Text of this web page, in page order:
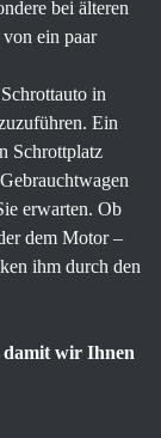
bei älteren
ein paar
in
Ein
Schrottplatz
erwarten. Ob
dem Motor –
ihm durch den
damit wir Ihnen